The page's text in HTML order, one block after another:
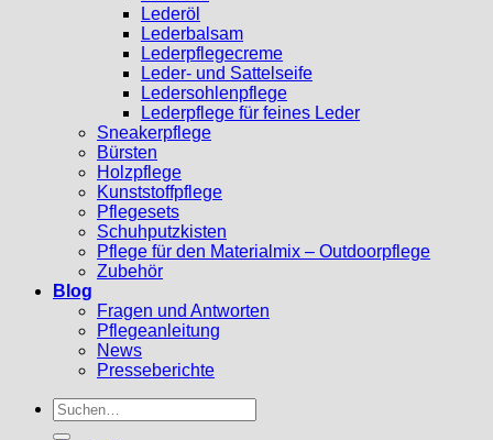
Lederöl
Lederbalsam
Lederpflegecreme
Leder- und Sattelseife
Ledersohlenpflege
Lederpflege für feines Leder
Sneakerpflege
Bürsten
Holzpflege
Kunststoffpflege
Pflegesets
Schuhputzkisten
Pflege für den Materialmix – Outdoorpflege
Zubehör
Blog
Fragen und Antworten
Pflegeanleitung
News
Presseberichte
Suchen
nach: